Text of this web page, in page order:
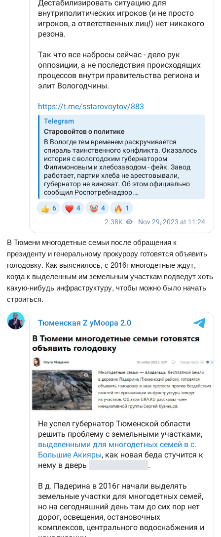
В Тюмени многодетные семьи после обращения к
президенту и генеральному прокурору готовятся объявить
голодовку. Как выяснилось, с 2016г многодетные ждут,
когда к выделенным им земельным участкам подведут хоть
какую-нибудь инфраструктуру, чтобы можно было начать
строиться.